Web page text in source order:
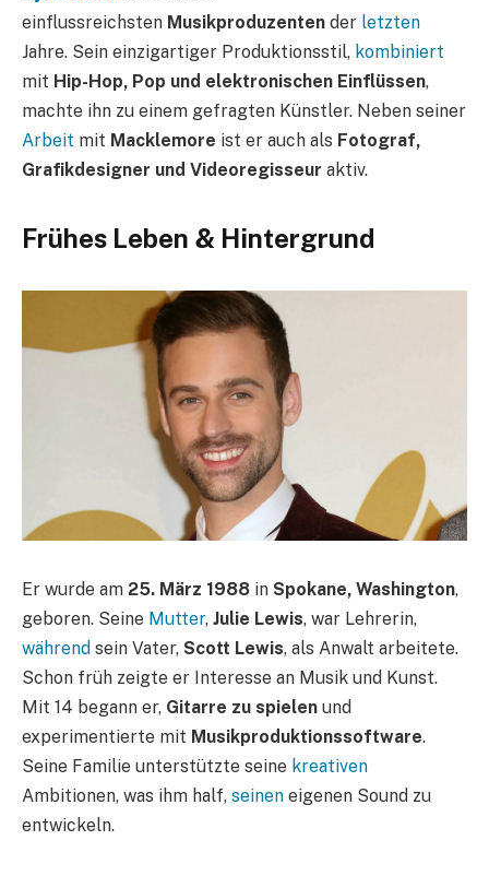
einflussreichsten Musikproduzenten der letzten
Jahre. Sein einzigartiger Produktionsstil, kombiniert
mit Hip-Hop, Pop und elektronischen Einflüssen,
machte ihn zu einem gefragten Künstler. Neben seiner
Arbeit mit Macklemore ist er auch als Fotograf,
Grafikdesigner und Videoregisseur aktiv.
Frühes Leben & Hintergrund
Er wurde am 25. März 1988 in Spokane, Washington,
geboren. Seine Mutter, Julie Lewis, war Lehrerin,
während sein Vater, Scott Lewis, als Anwalt arbeitete.
Schon früh zeigte er Interesse an Musik und Kunst.
Mit 14 begann er, Gitarre zu spielen und
experimentierte mit Musikproduktionssoftware.
Seine Familie unterstützte seine kreativen
Ambitionen, was ihm half, seinen eigenen Sound zu
entwickeln.